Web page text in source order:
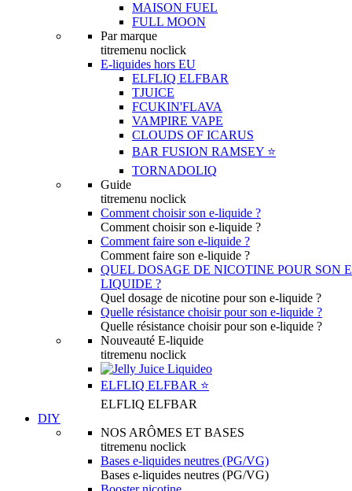
MAISON FUEL
FULL MOON
Par marque
titremenu noclick
E-liquides hors EU
ELFLIQ ELFBAR
TJUICE
FCUKIN'FLAVA
VAMPIRE VAPE
CLOUDS OF ICARUS
BAR FUSION RAMSEY ⭐️
TORNADOLIQ
Guide
titremenu noclick
Comment choisir son e-liquide ?
Comment choisir son e-liquide ?
Comment faire son e-liquide ?
Comment faire son e-liquide ?
QUEL DOSAGE DE NICOTINE POUR SON
LIQUIDE ?
Quel dosage de nicotine pour son e-liquide ?
Quelle résistance choisir pour son e-liquide ?
Quelle résistance choisir pour son e-liquide ?
Nouveauté E-liquide
titremenu noclick
ELFLIQ ELFBAR ⭐️
ELFLIQ ELFBAR
DIY
NOS ARÔMES ET BASES
titremenu noclick
Bases e-liquides neutres (PG/VG)
Bases e-liquides neutres (PG/VG)